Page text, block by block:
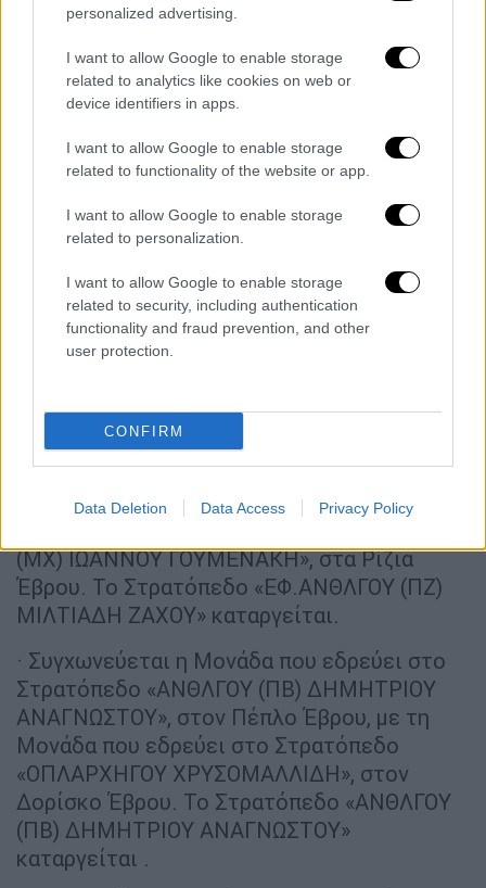
personalized advertising.
I want to allow Google to enable storage
related to analytics like cookies on web or
device identifiers in apps.
I want to allow Google to enable storage
related to functionality of the website or app.
I want to allow Google to enable storage
related to personalization.
I want to allow Google to enable storage
related to security, including authentication
functionality and fraud prevention, and other
user protection.
CONFIRM
Data Deletion Data Access Privacy Policy
· Συγχωνεύεται η Μονάδα που εδρεύει στο
Στρατόπεδο «ΤΧΗ ΔΗΜΗΤΡΙΟΥ ΚΑΛΛΕΡΓΗ»,
στην Αντιμάχεια Κω, με τη Μονάδα που
εδρεύει στο Στρατόπεδο «ΣΤΓΟΥ ΙΩΑΝΝΟΥ
Στρατόπεδο «ΤΧΗ ΔΗΜΗΤΡΙΟΥ ΚΑΛΛΕΡΓΗ»
καταργείται .
· Συγχωνεύεται η Μονάδα που εδρεύει στο
ΜΑΤΣΙΑΝΗ», στη Λεπτή Ορεστιάδος Έβρου,
με τη Μονάδα που εδρεύει στο Στρατόπεδο
«ΣΧΗ (ΠΖ) ΙΩΑΝΝΟΥ ΘΕΟΔΩΡΑΚΗ», στον
· Συγχωνεύεται η Μονάδα που εδρεύει στο
Στρατόπεδο «ΕΦ.ΑΝΘΛΓΟΥ (ΠΖ) ΜΙΛΤΙΑΔΗ
ΖΑΧΟΥ», στη Νέα Βύσσα Έβρου, με τη
(ΜΧ) ΙΩΑΝΝΟΥ ΓΟΥΜΕΝΑΚΗ», στα Ρίζια
Έβρου. Το Στρατόπεδο «ΕΦ.ΑΝΘΛΓΟΥ (ΠΖ)
ΜΙΛΤΙΑΔΗ ΖΑΧΟΥ» καταργείται.
· Συγχωνεύεται η Μονάδα που εδρεύει στο
Στρατόπεδο «ΑΝΘΛΓΟΥ (ΠΒ) ΔΗΜΗΤΡΙΟΥ
ΑΝΑΓΝΩΣΤΟΥ», στον Πέπλο Έβρου, με τη
Μονάδα που εδρεύει στο Στρατόπεδο
«ΟΠΛΑΡΧΗΓΟΥ ΧΡΥΣΟΜΑΛΛΙΔΗ», στον
Δορίσκο Έβρου. Το Στρατόπεδο «ΑΝΘΛΓΟΥ
(ΠΒ) ΔΗΜΗΤΡΙΟΥ ΑΝΑΓΝΩΣΤΟΥ»
καταργείται .